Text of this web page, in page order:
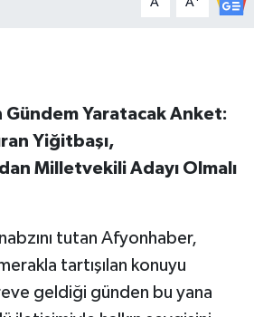
Yaratacak Anket:
Yiğitbaşı,
Milletvekili Adayı Olmalı
tutan Afyonhaber,
tartışılan konuyu
geldiği günden bu yana